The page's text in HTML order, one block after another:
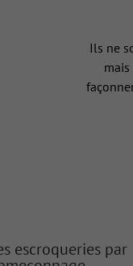
Ils ne
mais
escroqueries par